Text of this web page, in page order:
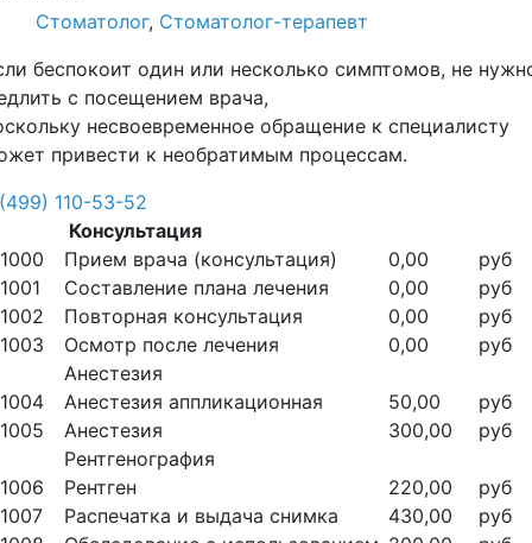
Стоматолог, Стоматолог-терапевт
беспокоит один или несколько симптомов, не
с посещением врача,
несвоевременное обращение к специалисту
привести к необратимым процессам.
110-53-52
Консультация
1000
Прием врача (консультация) 0,00
руб
1001
Составление плана лечения 0,00
руб
1002
Повторная консультация 0,00
руб
1003
Осмотр после лечения 0,00
руб
Анестезия
1004
Анестезия аппликационная 50,00
руб
1005
Анестезия 300,00
руб
Рентгенография
1006
Рентген 220,00
руб
1007
Распечатка и выдача снимка 430,00
руб